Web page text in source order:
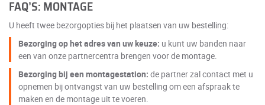
FAQ’S: MONTAGE
U heeft twee bezorgopties bij het plaatsen van uw bestelling:
Bezorging op het adres van uw keuze: u kunt uw banden naar
een van onze partnercentra brengen voor de montage.
Bezorging bij een montagestation: de partner zal contact met u
opnemen bij ontvangst van uw bestelling om een afspraak te
maken en de montage uit te voeren.